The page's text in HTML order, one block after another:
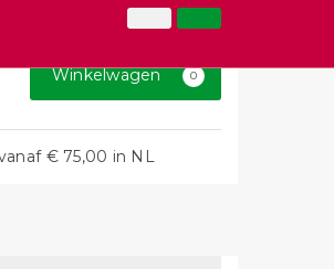
Klantenservice
Winkelwagen 0
€ 75,00 in NL